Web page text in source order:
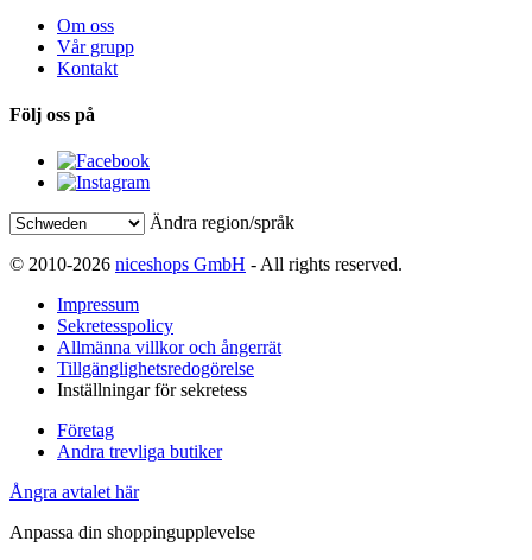
Om oss
Vår grupp
Kontakt
Följ oss på
Ändra region/språk
© 2010-2026 niceshops GmbH - All rights reserved.
Impressum
Sekretesspolicy
Allmänna villkor och ångerrät
Tillgänglighetsredogörelse
Inställningar för sekretess
Företag
Andra trevliga butiker
Ångra avtalet här
Anpassa din shoppingupplevelse